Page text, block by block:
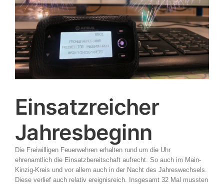
Einsatzreicher
Jahresbeginn
Die Freiwilligen Feuerwehren erhalten rund um die Uhr
ehrenamtlich die Einsatzbereitschaft aufrecht. So auch im Main-
Kinzig-Kreis und vor allem auch in der Nacht des Jahreswechsels.
Diese verlief auch relativ ereignisreich. Insgesamt 32 Mal mussten